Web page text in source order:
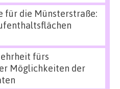
für die Münsterstraße:
fürs
Möglichkeiten der